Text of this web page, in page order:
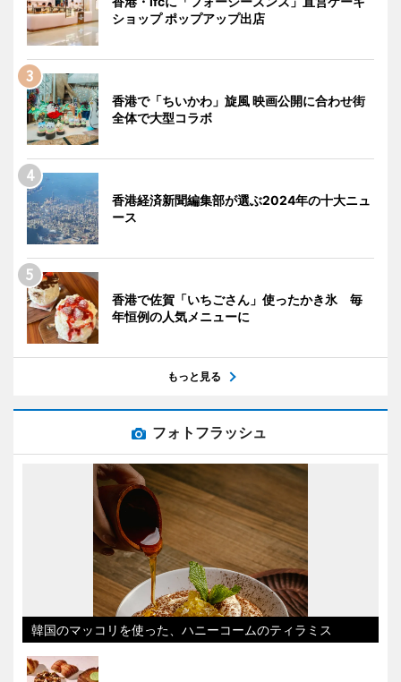
ショップ ポップアップ出店
香港で「ちいかわ」旋風 映画公開に合わせ街
全体で大型コラボ
香港経済新聞編集部が選ぶ2024年の十大ニュ
ース
香港で佐賀「いちごさん」使ったかき氷 毎
年恒例の人気メニューに
もっと見る
フォトフラッシュ
韓国のマッコリを使った、ハニーコームのティラミス